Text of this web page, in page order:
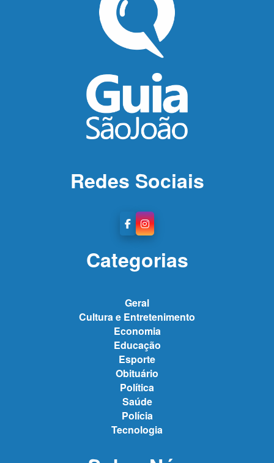
Redes Sociais
Categorias
Geral
Cultura e Entretenimento
Economia
Educação
Esporte
Obituário
Política
Saúde
Polícia
Tecnologia